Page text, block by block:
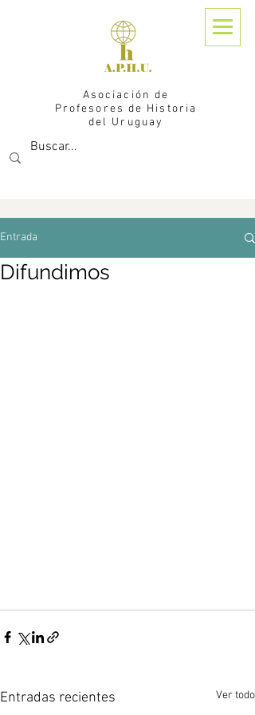
Asociación de
Profesores de Historia
del Uruguay
Entrada
Difundimos
Entradas recientes Ver todo